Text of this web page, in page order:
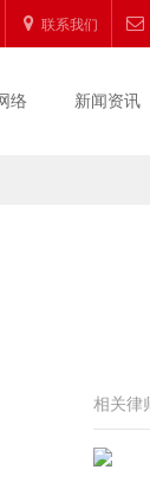
联系我们
络 新闻资讯
相关律